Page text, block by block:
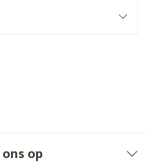
op